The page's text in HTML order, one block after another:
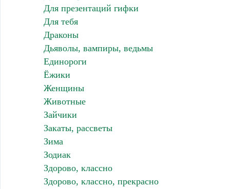
Для презентаций гифки
Для тебя
Драконы
Дьяволы, вампиры, ведьмы
Единороги
Ёжики
Женщины
Животные
Зайчики
Закаты, рассветы
Зима
Зодиак
Здорово, классно
Здорово, классно, прекрасно